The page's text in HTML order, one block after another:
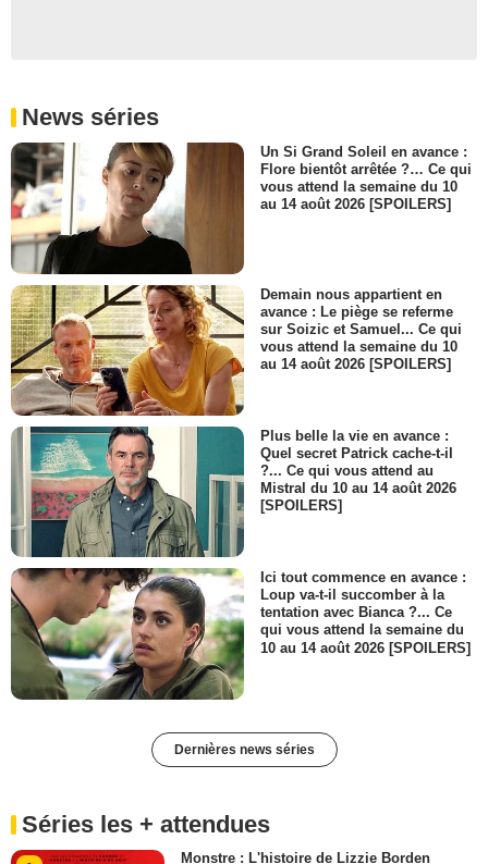
News séries
Un Si Grand Soleil en avance :
Flore bientôt arrêtée ?… Ce qui
vous attend la semaine du 10
au 14 août 2026 [SPOILERS]
Demain nous appartient en
avance : Le piège se referme
sur Soizic et Samuel... Ce qui
vous attend la semaine du 10
au 14 août 2026 [SPOILERS]
Plus belle la vie en avance :
Quel secret Patrick cache-t-il
?... Ce qui vous attend au
Mistral du 10 au 14 août 2026
[SPOILERS]
Ici tout commence en avance :
Loup va-t-il succomber à la
tentation avec Bianca ?... Ce
qui vous attend la semaine du
10 au 14 août 2026 [SPOILERS]
Dernières news séries
Séries les + attendues
Monstre : L'histoire de Lizzie Borden